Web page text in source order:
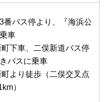
番バス停より、『海浜公
車
下車、二俣新道バス停
バスに乗車
より徒歩（二俣交叉点
）